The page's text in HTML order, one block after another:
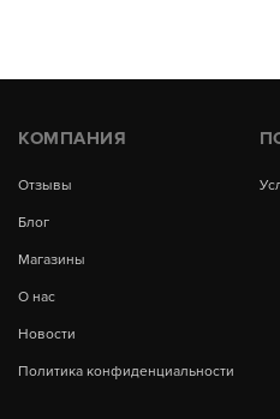
КОМПАНИЯ
Отзывы
Блог
Магазины
О нас
Новости
Политика конфиденциальности